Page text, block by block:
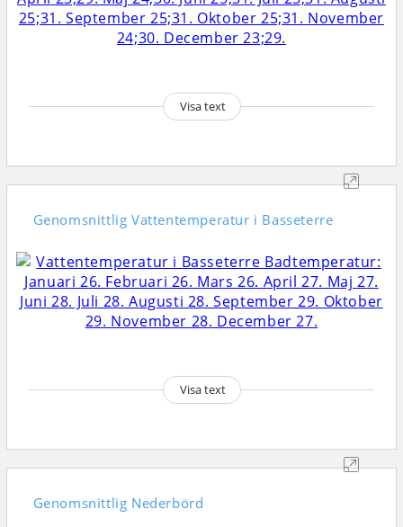
Visa text
Genomsnittlig Vattentemperatur i Basseterre
Visa text
Genomsnittlig Nederbörd